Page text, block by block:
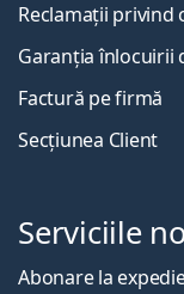
Reclamații
Garanția înlocuirii
Factură pe firmă
Secțiunea Client
Serviciile
Abonare la